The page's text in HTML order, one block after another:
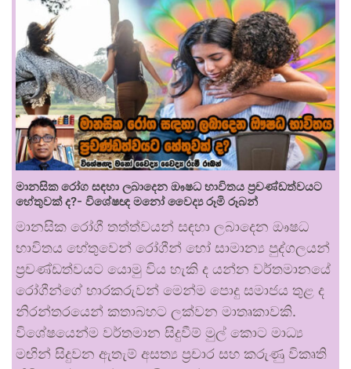
මානසික රෝග සඳහා ලබාදෙන ඖෂධ භාවිතය ප්‍රචණ්ඩත්වයට
හේතුවක් ද?- විශේෂඥ මනෝ වෛද්‍ය රූමි රූබන්
මානසික රෝගී තත්ත්වයන් සඳහා ලබාදෙන ඖෂධ
භාවිතය හේතුවෙන් රෝගීන් හෝ සාමාන්‍ය පුද්ගලයන්
ප්‍රචණ්ඩත්වයට යොමු විය හැකි ද යන්න වර්තමානයේ
රෝගීන්ගේ භාරකරුවන් මෙන්ම පොදු සමාජය තුළ ද
නිරන්තරයෙන් කතාබහට ලක්වන මාතෘකාවකි.
විශේෂයෙන්ම වර්තමාන සිදුවීම් මුල් කොට මාධ්‍ය
මඟින් සිදුවන ඇතැම් අසත්‍ය ප්‍රචාර සහ කරුණු විකෘති